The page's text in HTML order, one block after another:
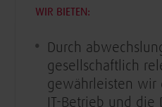
WIR BIETEN:
Durch
gesellschaftlich
gewährleisten wir
IT-Betrieb und